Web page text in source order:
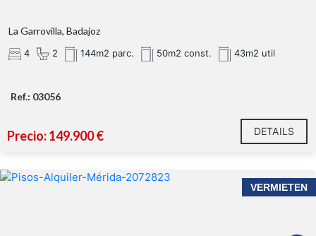
La Garrovilla, Badajoz
4 2 144m2 parc. 50m2 const. 43m2 util
Ref.: 03056
Precio: 149.900 € DETAILS
VERMIETEN